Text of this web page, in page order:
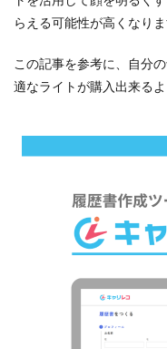
らえる可能性が高くなりま
この記事を参考に、自分
適なライトが購入出来るよ